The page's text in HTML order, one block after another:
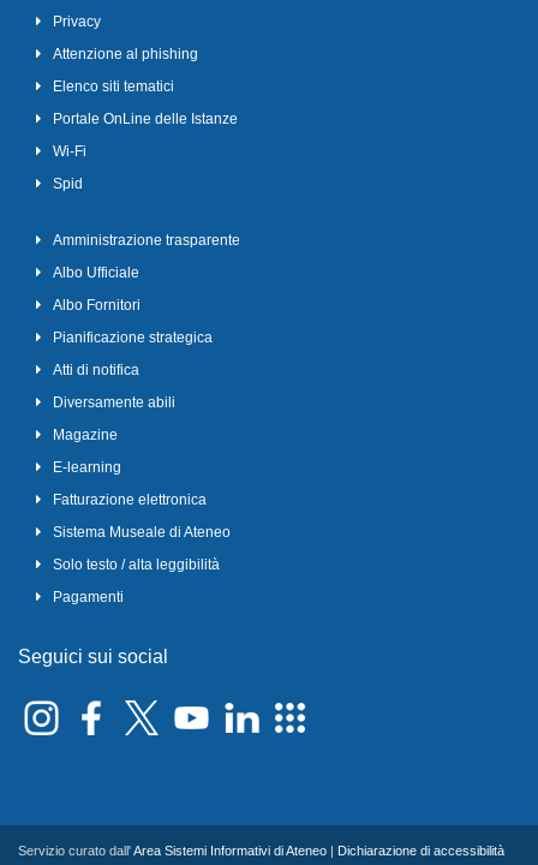
Privacy
Attenzione al phishing
Elenco siti tematici
Portale OnLine delle Istanze
Wi-Fi
Spid
Amministrazione trasparente
Albo Ufficiale
Albo Fornitori
Pianificazione strategica
Atti di notifica
Diversamente abili
Magazine
E-learning
Fatturazione elettronica
Sistema Museale di Ateneo
Solo testo / alta leggibilità
Pagamenti
Seguici sui social
Servizio curato dall'Area Sistemi Informativi di Ateneo | Dichiarazione di accessibilità